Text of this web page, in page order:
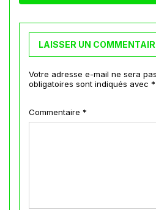
LAISSER UN
Votre adresse e-mail ne sera
obligatoires sont indiqués avec *
Commentaire *